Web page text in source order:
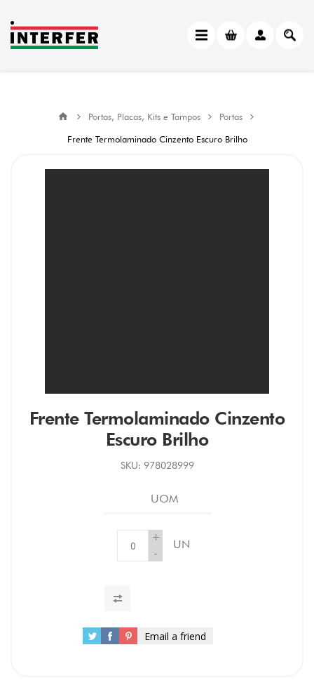
Portas, Placas, Kits e Tampos
Portas
Frente Termolaminado Cinzento Escuro Brilho
Frente Termolaminado Cinzento
Escuro Brilho
SKU: 978028999
UOM
+
-
UN
Email a friend